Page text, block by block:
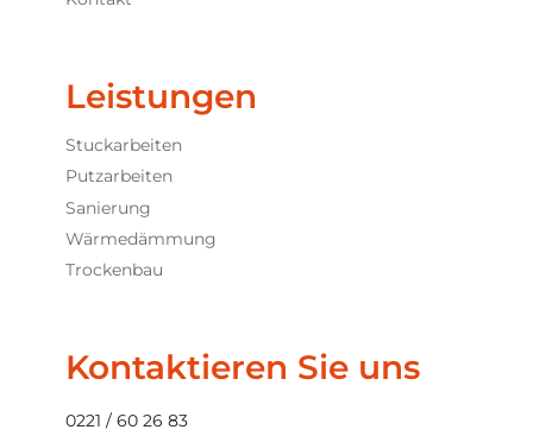
Leistungen
Stuckarbeiten
Putzarbeiten
Sanierung
Wärmedämmung
Trockenbau
Kontaktieren Sie uns
0221 / 60 26 83